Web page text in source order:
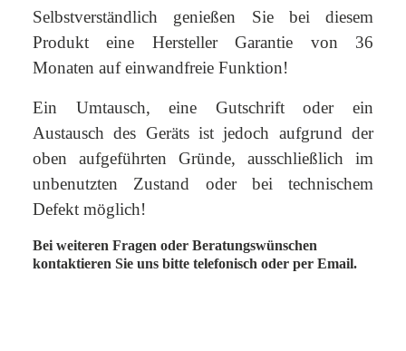
Selbstverständlich genießen Sie bei diesem
Produkt eine Hersteller Garantie von 36
Monaten auf einwandfreie Funktion!
Ein Umtausch, eine Gutschrift oder ein
Austausch des Geräts ist jedoch aufgrund der
oben aufgeführten Gründe, ausschließlich im
unbenutzten Zustand oder bei technischem
Defekt möglich!
Bei weiteren Fragen oder Beratungswünschen
kontaktieren Sie uns bitte telefonisch oder per Email.